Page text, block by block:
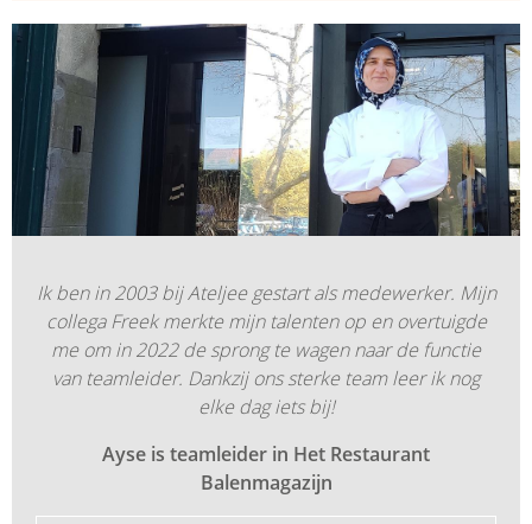
Ik ben in 2003 bij Ateljee gestart als medewerker. Mijn
collega Freek merkte mijn talenten op en overtuigde
me om in 2022 de sprong te wagen naar de functie
van teamleider. Dankzij ons sterke team leer ik nog
elke dag iets bij!
Ayse is teamleider in Het Restaurant
Balenmagazijn